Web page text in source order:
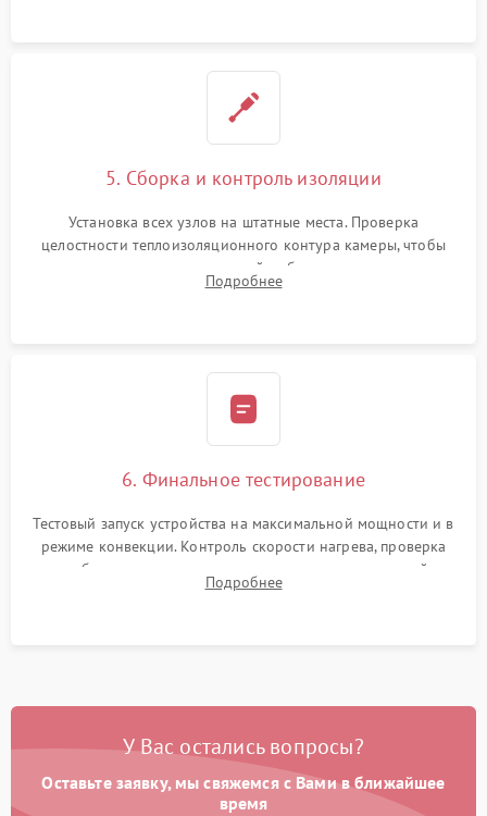
5. Сборка и контроль изоляции
Установка всех узлов на штатные места. Проверка
целостности теплоизоляционного контура камеры, чтобы
исключить перегрев кухонной мебели и потерю тепла.
Надежная фиксация клемм и сборка корпуса шкафа.
Подробнее
6. Финальное тестирование
Тестовый запуск устройства на максимальной мощности и в
режиме конвекции. Контроль скорости нагрева, проверка
срабатывания термостата при достижении заданной
температуры и тест на отсутствие утечек тока.
Подробнее
У Вас остались вопросы?
Оставьте заявку, мы свяжемся с Вами в ближайшее
время